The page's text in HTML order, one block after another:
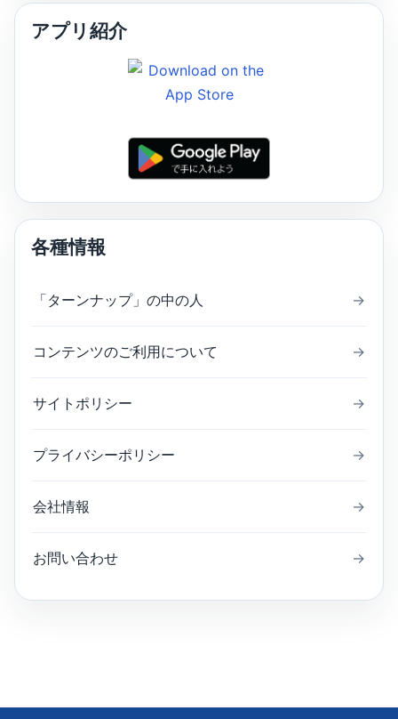
アプリ紹介
各種情報
「ターンナップ」の中の人 →
コンテンツのご利用について →
サイトポリシー →
プライバシーポリシー →
会社情報 →
お問い合わせ →